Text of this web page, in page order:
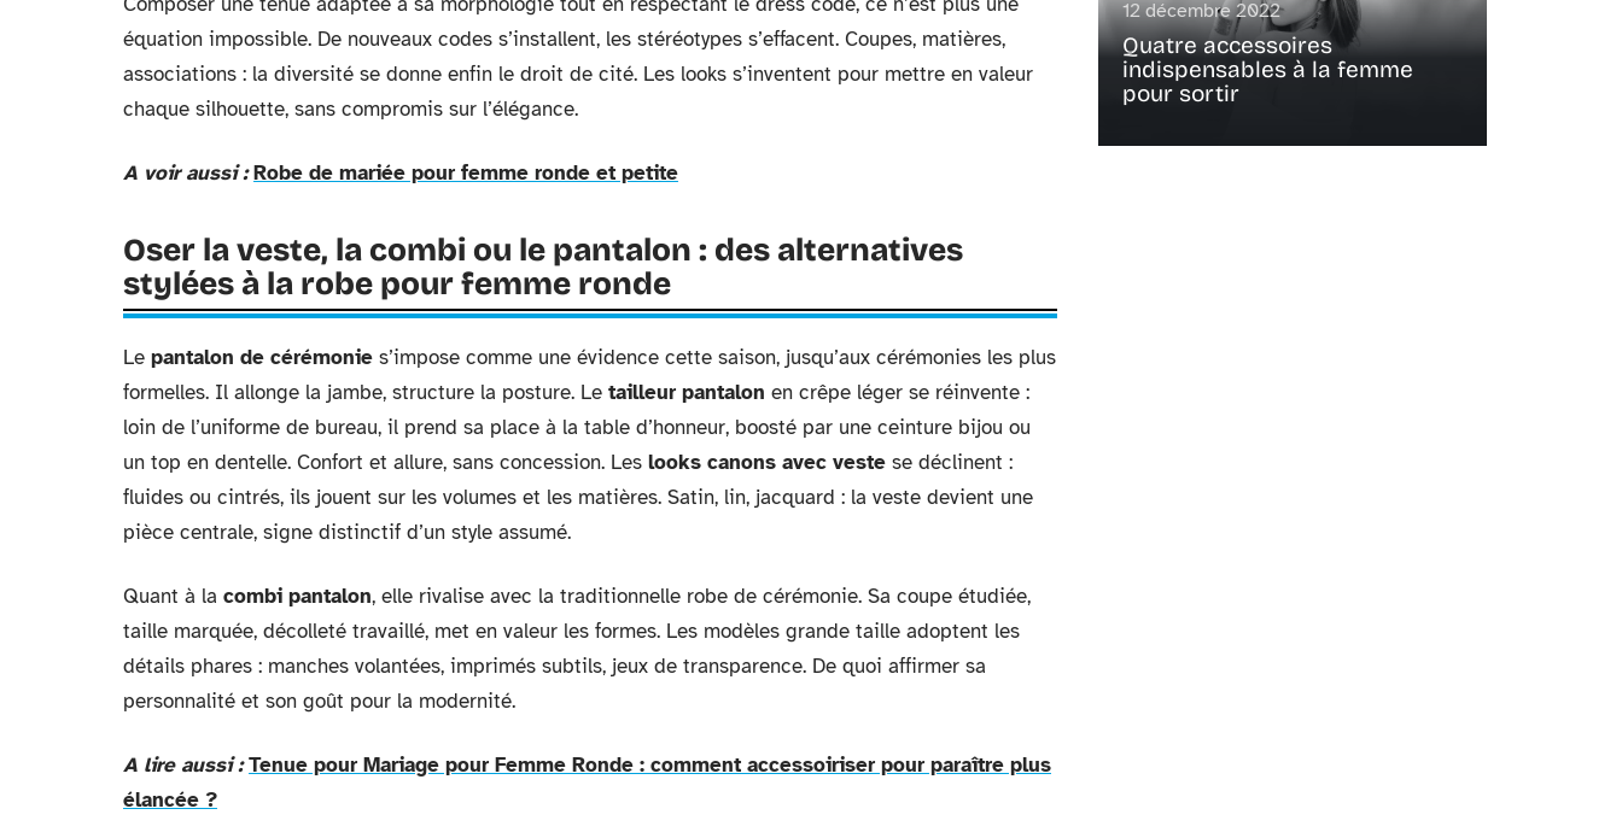
équation impossible. De nouveaux codes s’installent, les stéréotypes s’effacent. Coupes, matières,
associations : la diversité se donne enfin le droit de cité. Les looks s’inventent pour mettre en valeur
chaque silhouette, sans compromis sur l’élégance.
A voir aussi : Robe de mariée pour femme ronde et petite
Oser la veste, la combi ou le pantalon : des alternatives
stylées à la robe pour femme ronde
Le pantalon de cérémonie s’impose comme une évidence cette saison, jusqu’aux cérémonies les plus
formelles. Il allonge la jambe, structure la posture. Le tailleur pantalon en crêpe léger se réinvente :
loin de l’uniforme de bureau, il prend sa place à la table d’honneur, boosté par une ceinture bijou ou
un top en dentelle. Confort et allure, sans concession. Les looks canons avec veste se déclinent :
fluides ou cintrés, ils jouent sur les volumes et les matières. Satin, lin, jacquard : la veste devient une
pièce centrale, signe distinctif d’un style assumé.
Quant à la combi pantalon, elle rivalise avec la traditionnelle robe de cérémonie. Sa coupe étudiée,
taille marquée, décolleté travaillé, met en valeur les formes. Les modèles grande taille adoptent les
détails phares : manches volantées, imprimés subtils, jeux de transparence. De quoi affirmer sa
personnalité et son goût pour la modernité.
A lire aussi : Tenue pour Mariage pour Femme Ronde : comment accessoiriser pour paraître plus
élancée ?
12 décembre 2022
Quatre accessoires
indispensables à la femme
pour sortir